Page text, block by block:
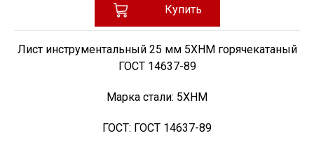
Купить
Лист инструментальный 25 мм 5ХНМ горячекатаный
ГОСТ 14637-89
Марка стали: 5ХНМ
ГОСТ: ГОСТ 14637-89